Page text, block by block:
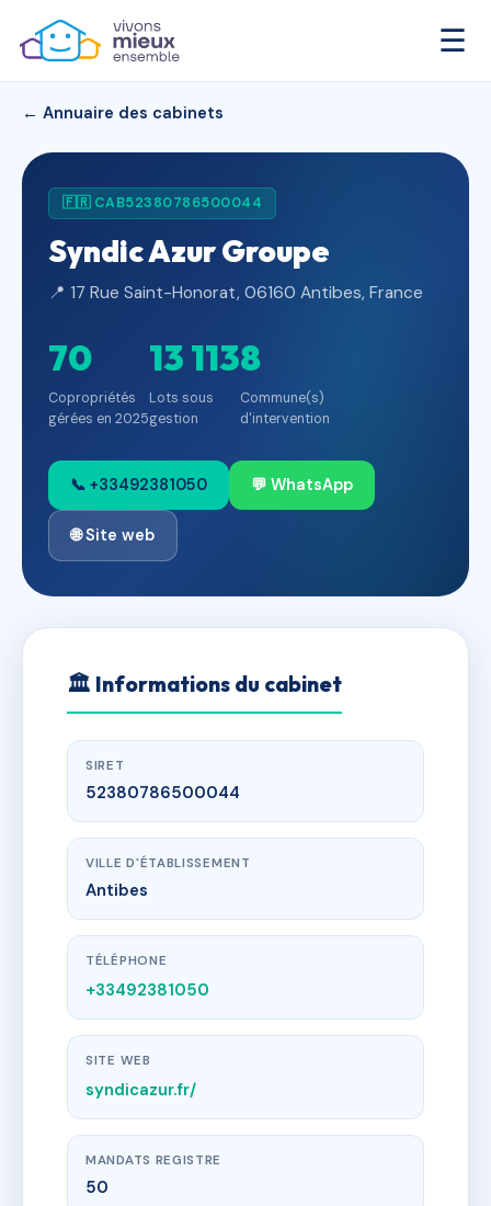
☰
← Annuaire des cabinets
🇫🇷 CAB52380786500044
Syndic Azur Groupe
📍 17 Rue Saint-Honorat, 06160 Antibes, France
70
Copropriétés
gérées en 2025
13 113
Lots sous
gestion
8
Commune(s)
d'intervention
📞 +33492381050 💬 WhatsApp
🌐 Site web
🏛 Informations du cabinet
SIRET
52380786500044
VILLE D'ÉTABLISSEMENT
Antibes
TÉLÉPHONE
+33492381050
SITE WEB
syndicazur.fr/
MANDATS REGISTRE
50